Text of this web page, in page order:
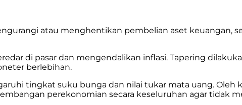
atau menghentikan pembelian aset keuangan,
di pasar dan mengendalikan inflasi. Tapering
berlebihan.
tingkat suku bunga dan nilai tukar mata uang. Oleh
perekonomian secara keseluruhan agar tidak